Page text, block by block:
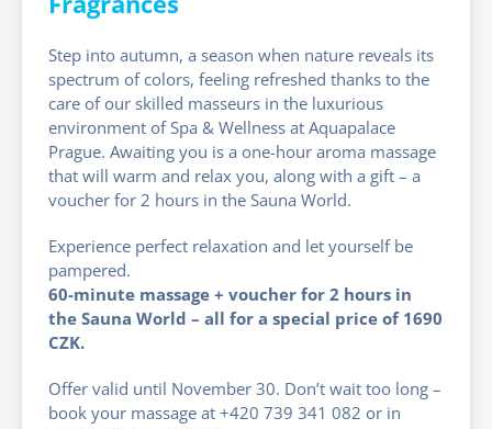
Step into autumn, a season when nature reveals its
spectrum of colors, feeling refreshed thanks to the
care of our skilled masseurs in the luxurious
environment of Spa & Wellness at Aquapalace
Prague. Awaiting you is a one-hour aroma massage
that will warm and relax you, along with a gift – a
voucher for 2 hours in the Sauna World.
Experience perfect relaxation and let yourself be
pampered.
60-minute massage + voucher for 2 hours in
the Sauna World – all for a special price of 1690
CZK.
Offer valid until November 30. Don’t wait too long –
book your massage at +420 739 341 082 or in